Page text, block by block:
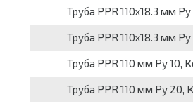
Труба PPR 110х18.3 мм
Труба PPR 110х18.3 мм
Труба PPR 110 мм Ру 10,
Труба PPR 110 мм Ру 20,